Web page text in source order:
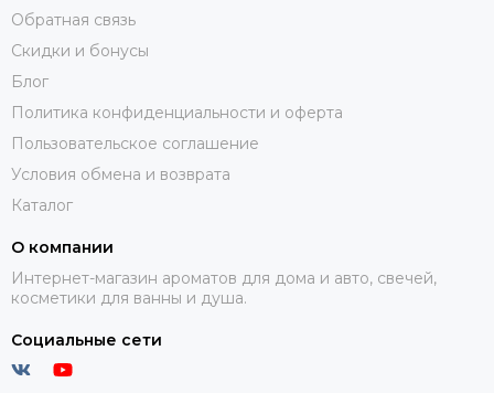
Обратная связь
Скидки и бонусы
Блог
Политика конфиденциальности и оферта
Пользовательское соглашение
Условия обмена и возврата
Каталог
О компании
Интернет-магазин ароматов для дома и авто, свечей,
косметики для ванны и душа.
Социальные сети